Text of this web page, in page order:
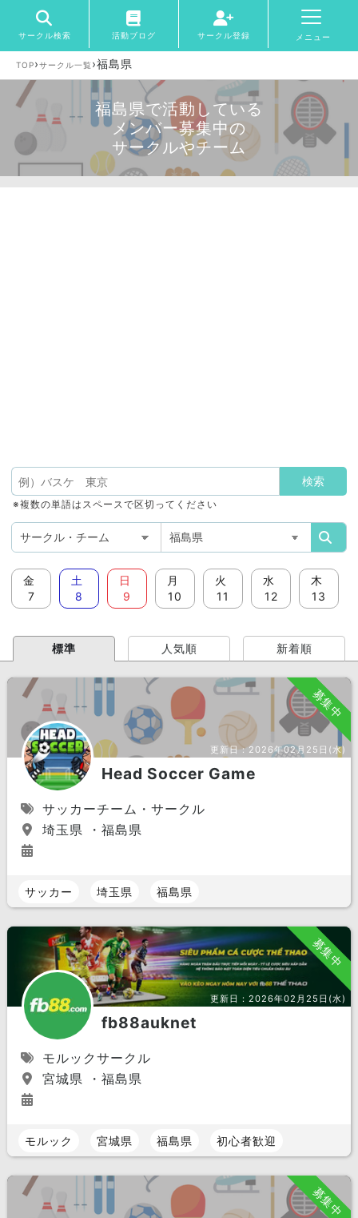
サークル検索 活動ブログ サークル登録 メニュー
TOP›サークル一覧 ›福島県
福島県で活動している
メンバー募集中の
サークルやチーム
※複数の単語はスペースで区切ってください
金
7
土
8
日
9
月
10
火
11
水
12
木
13
標準 人気順 新着順
募集中
更新日：2026年02月25日(水)
Head Soccer Game
サッカーチーム・サークル
埼玉県 ・福島県
サッカー 埼玉県 福島県
募集中
更新日：2026年02月25日(水)
fb88auknet
モルックサークル
宮城県 ・福島県
モルック 宮城県 福島県 初心者歓迎
募集中